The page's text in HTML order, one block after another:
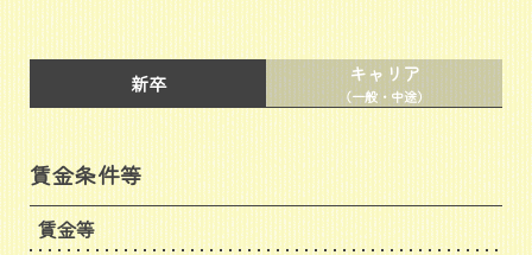
新卒 キャリア
（一般・中途）
賃金条件等
賃金等